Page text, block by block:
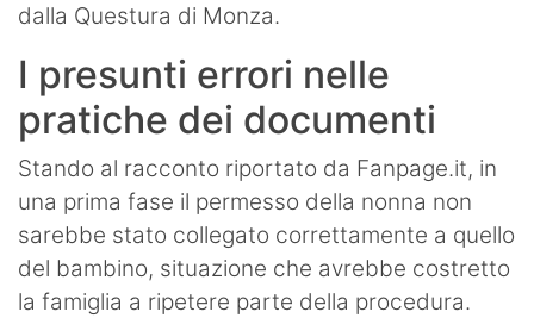
dalla Questura di Monza.
I presunti errori nelle
pratiche dei documenti
Stando al racconto riportato da Fanpage.it, in
una prima fase il permesso della nonna non
sarebbe stato collegato correttamente a quello
del bambino, situazione che avrebbe costretto
la famiglia a ripetere parte della procedura.